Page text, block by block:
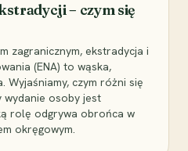
– czym się
zagranicznym, ekstradycja i
(ENA) to wąska,
Wyjaśniamy, czym różni się
wydanie osoby jest
rolę odgrywa obrońca w
okręgowym.